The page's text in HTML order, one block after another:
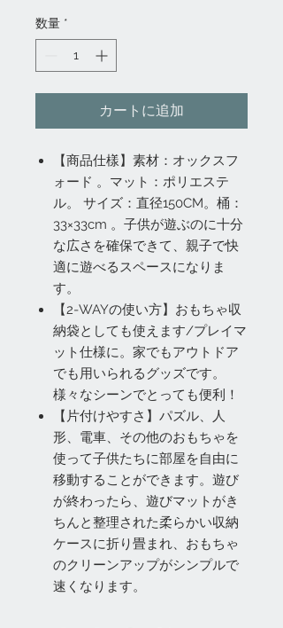
数量 *
カートに追加
【商品仕樣】素材：オックスフ
ォード 。マット：ポリエステ
ル。 サイズ：直径150CM。桶：
33×33cm 。子供が遊ぶのに十分
な広さを確保できて、親子で快
適に遊べるスペースになりま
す。
【2-WAYの使い方】おもちゃ収
納袋としても使えます/プレイマ
ット仕様に。家でもアウトドア
でも用いられるグッズです。
様々なシーンでとっても便利！
【片付けやすさ】パズル、人
形、電車、その他のおもちゃを
使って子供たちに部屋を自由に
移動することができます。遊び
が終わったら、遊びマットがき
ちんと整理された柔らかい収納
ケースに折り畳まれ、おもちゃ
のクリーンアップがシンプルで
速くなります。